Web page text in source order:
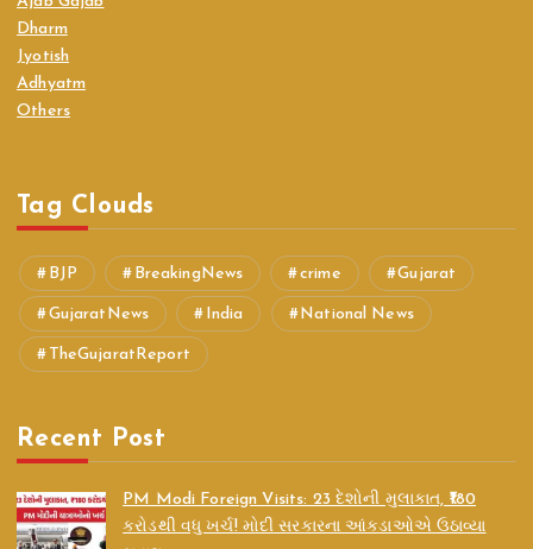
Dharm
Jyotish
Adhyatm
Others
Tag Clouds
BJP BreakingNews crime Gujarat
GujaratNews India National News
TheGujaratReport
Recent Post
PM Modi Foreign Visits: 23 દેશોની મુલાકાત, ₹180
કરોડથી વધુ ખર્ચ! મોદી સરકારના આંકડાઓએ ઉઠાવ્યા